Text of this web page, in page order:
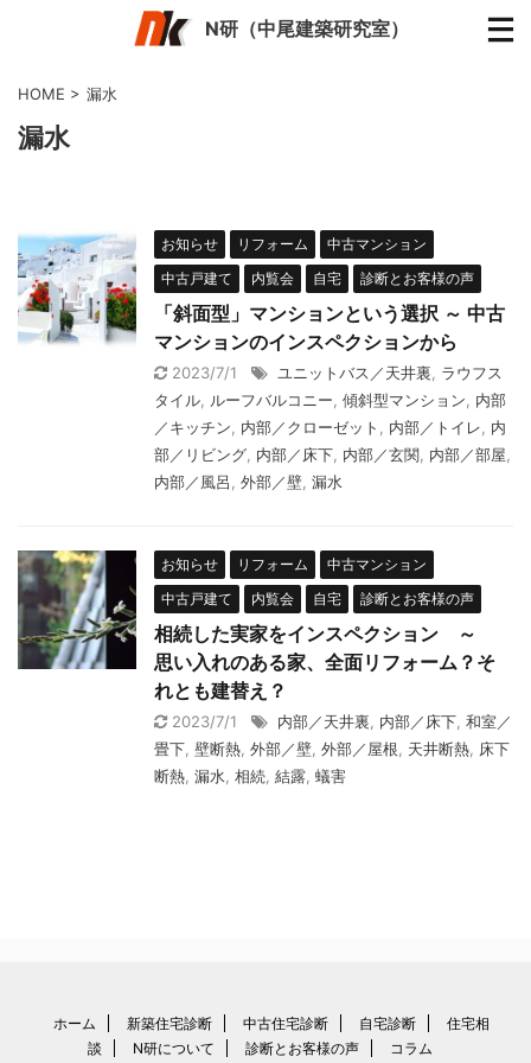
N研（中尾建築研究室）
HOME > 漏水
漏水
お知らせ リフォーム
中古マンション
中古戸建て
内覧会 自宅 診断とお客様の声
「斜面型」マンションという選択 ～ 中古
マンションのインスペクションから
2023/7/1 ユニットバス／天井裏
ラウフス
タイル
ルーフバルコニー 傾斜型マンション
内部
／キッチン
内部／クローゼット 内部／トイレ
内
部／リビング 内部／床下 内部／玄関 内部／部屋
内部／風呂
外部／壁 漏水
お知らせ リフォーム
中古マンション
中古戸建て
内覧会 自宅 診断とお客様の声
相続した実家をインスペクション ～
思い入れのある家、全面リフォーム？そ
れとも建替え？
2023/7/1 内部／天井裏 内部／床下 和室／
畳下 壁断熱 外部／壁 外部／屋根 天井断熱 床下
断熱 漏水 相続 結露 蟻害
ホーム 新築住宅診断 中古住宅診断 自宅診断
住宅相
談
N研について 診断とお客様の声 コラム